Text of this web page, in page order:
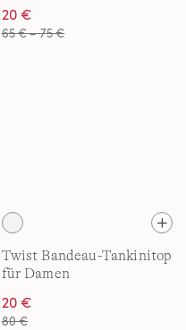
20 €
65 € – 75 €
Twist Bandeau-Tankinitop
für Damen
20 €
80 €